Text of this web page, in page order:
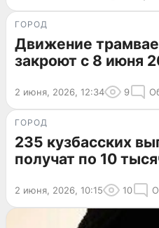
ГОРОД
Движение
закроют с 8 июня
2 июня, 2026, 12:34 9
ГОРОД
235 кузбасских
получат по 10
2 июня, 2026, 10:15 10